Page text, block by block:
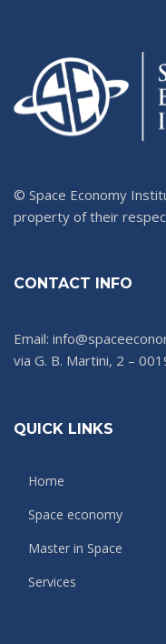
© Space Economy
property of their
CONTACT INFO
Email:
via G. B. Martini, 2 –
QUICK LINKS
Home
Space economy
Master in Space
Services